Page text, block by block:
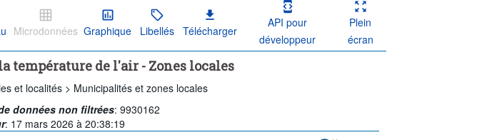
Microdonnées Graphique Libellés Télécharger
API pour
développeur
Plein
écran
température de l'air - Zones locales
et localités > Municipalités et zones locales
données non filtrées:9930162
: 17 mars 2026 à 20:38:19